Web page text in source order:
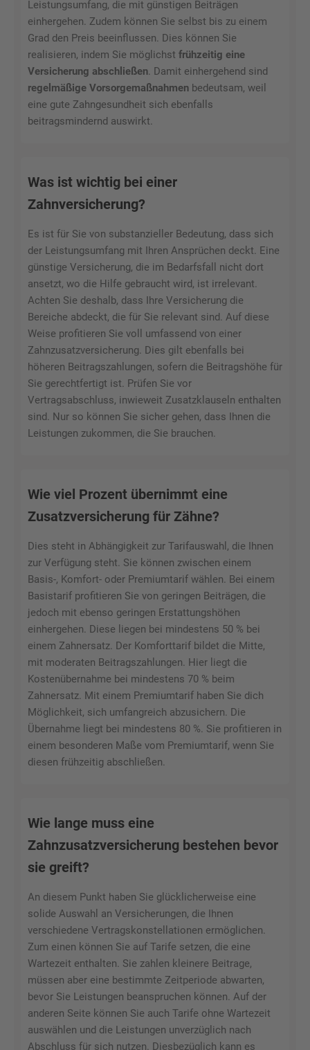
Leistungsumfang, die mit günstigen Beiträgen
einhergehen. Zudem können Sie selbst bis zu einem
Grad den Preis beeinflussen. Dies können Sie
realisieren, indem Sie möglichst frühzeitig eine
Versicherung abschließen. Damit einhergehend sind
regelmäßige Vorsorgemaßnahmen bedeutsam, weil
eine gute Zahngesundheit sich ebenfalls
beitragsmindernd auswirkt.
Was ist wichtig bei einer
Zahnversicherung?
Es ist für Sie von substanzieller Bedeutung, dass sich
der Leistungsumfang mit Ihren Ansprüchen deckt. Eine
günstige Versicherung, die im Bedarfsfall nicht dort
ansetzt, wo die Hilfe gebraucht wird, ist irrelevant.
Achten Sie deshalb, dass Ihre Versicherung die
Bereiche abdeckt, die für Sie relevant sind. Auf diese
Weise profitieren Sie voll umfassend von einer
Zahnzusatzversicherung. Dies gilt ebenfalls bei
höheren Beitragszahlungen, sofern die Beitragshöhe für
Sie gerechtfertigt ist. Prüfen Sie vor
Vertragsabschluss, inwieweit Zusatzklauseln enthalten
sind. Nur so können Sie sicher gehen, dass Ihnen die
Leistungen zukommen, die Sie brauchen.
Wie viel Prozent übernimmt eine
Zusatzversicherung für Zähne?
Dies steht in Abhängigkeit zur Tarifauswahl, die Ihnen
zur Verfügung steht. Sie können zwischen einem
Basis-, Komfort- oder Premiumtarif wählen. Bei einem
Basistarif profitieren Sie von geringen Beiträgen, die
jedoch mit ebenso geringen Erstattungshöhen
einhergehen. Diese liegen bei mindestens 50 % bei
einem Zahnersatz. Der Komforttarif bildet die Mitte,
mit moderaten Beitragszahlungen. Hier liegt die
Kostenübernahme bei mindestens 70 % beim
Zahnersatz. Mit einem Premiumtarif haben Sie dich
Möglichkeit, sich umfangreich abzusichern. Die
Übernahme liegt bei mindestens 80 %. Sie profitieren in
einem besonderen Maße vom Premiumtarif, wenn Sie
diesen frühzeitig abschließen.
Wie lange muss eine
Zahnzusatzversicherung bestehen bevor
sie greift?
An diesem Punkt haben Sie glücklicherweise eine
solide Auswahl an Versicherungen, die Ihnen
verschiedene Vertragskonstellationen ermöglichen.
Zum einen können Sie auf Tarife setzen, die eine
Wartezeit enthalten. Sie zahlen kleinere Beitrage,
müssen aber eine bestimmte Zeitperiode abwarten,
bevor Sie Leistungen beanspruchen können. Auf der
anderen Seite können Sie auch Tarife ohne Wartezeit
auswählen und die Leistungen unverzüglich nach
Abschluss für sich nutzen. Diesbezüglich kann es